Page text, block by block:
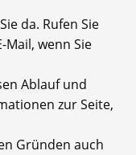
da. Rufen Sie
Mail, wenn Sie
Ablauf und
zur Seite,
Gründen auch